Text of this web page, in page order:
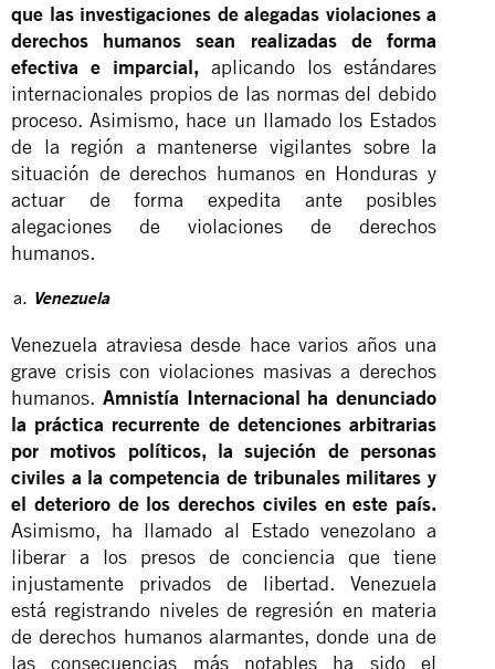
que las investigaciones de alegadas violaciones a
derechos humanos sean realizadas de forma
efectiva e imparcial, aplicando los estándares
internacionales propios de las normas del debido
proceso. Asimismo, hace un llamado los Estados
de la región a mantenerse vigilantes sobre la
situación de derechos humanos en Honduras y
actuar de forma expedita ante posibles
alegaciones de violaciones de derechos
humanos.
Venezuela
Venezuela atraviesa desde hace varios años una
grave crisis con violaciones masivas a derechos
humanos. Amnistía Internacional ha denunciado
la práctica recurrente de detenciones arbitrarias
por motivos políticos, la sujeción de personas
civiles a la competencia de tribunales militares y
el deterioro de los derechos civiles en este país.
Asimismo, ha llamado al Estado venezolano a
liberar a los presos de conciencia que tiene
injustamente privados de libertad. Venezuela
está registrando niveles de regresión en materia
de derechos humanos alarmantes, donde una de
las consecuencias más notables ha sido el